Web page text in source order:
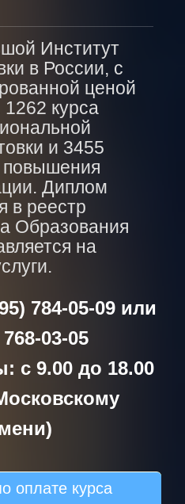
Институт
в России, с
ценой
1262 курса
и 3455
повышения
Диплом
в реестр
Образования
на
784-05-09 или
03-05
с 9.00 до 18.00
оплате курса